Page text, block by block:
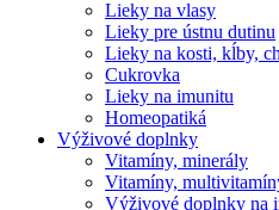
Lieky na vlasy
Lieky pre ústnu dutinu
Lieky na kosti, kĺby,
Cukrovka
Lieky na imunitu
Homeopatiká
Výživové doplnky
Vitamíny, minerály
Vitamíny,
Výživové doplnky na